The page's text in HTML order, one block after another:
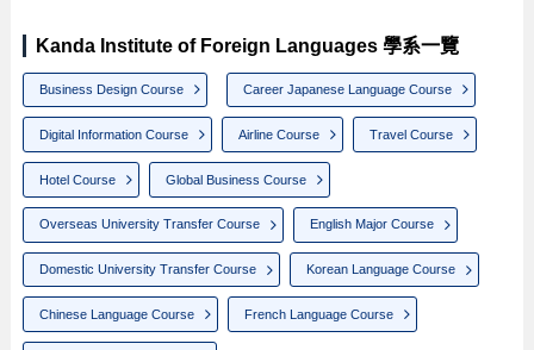
Kanda Institute of Foreign Languages 學系一覽
Business Design Course Career Japanese Language Course
Digital Information Course Airline Course Travel Course
Hotel Course Global Business Course
Overseas University Transfer Course English Major Course
Domestic University Transfer Course Korean Language Course
Chinese Language Course French Language Course